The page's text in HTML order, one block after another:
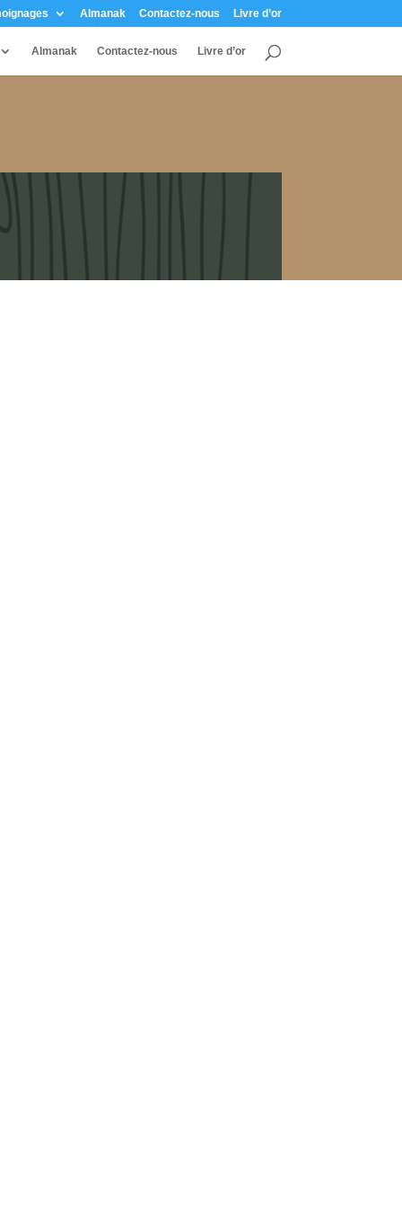
Almanak Contactez-nous Livre d’or
Almanak Contactez-nous Livre d’or